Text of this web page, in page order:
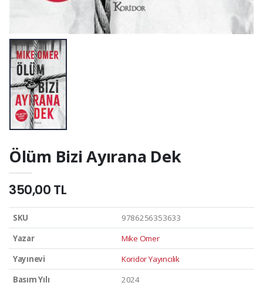
Ölüm Bizi Ayırana Dek
350,00 TL
SKU
9786256353633
Yazar
Mike Omer
Yayınevi
Koridor Yayıncılık
Basım Yılı
2024